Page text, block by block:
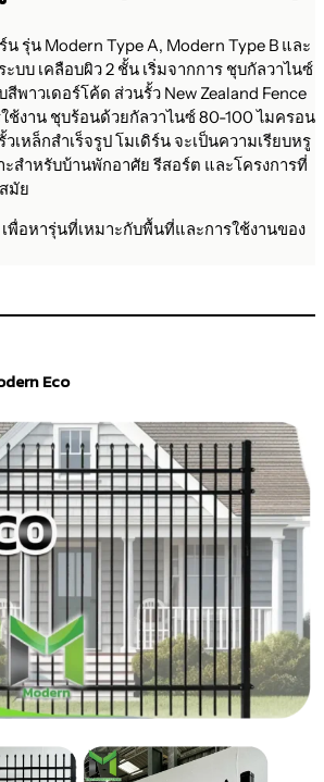
น รุ่น Modern Type A, Modern Type B และ
บบ เคลือบผิว 2 ชั้น เริ่มจากการ ชุบกัลวาไนซ์
พาวเดอร์โค้ด ส่วนรั้ว New Zealand Fence
ช้งาน ชุบร้อนด้วยกัลวาไนซ์ 80-100 ไมครอน
หล็กสำเร็จรูป โมเดิร์น จะเป็นความเรียบหรู
สำหรับบ้านพักอาศัย รีสอร์ต และโครงการที่
มัย
พื่อหารุ่นที่เหมาะกับพื้นที่และการใช้งานของ
Eco